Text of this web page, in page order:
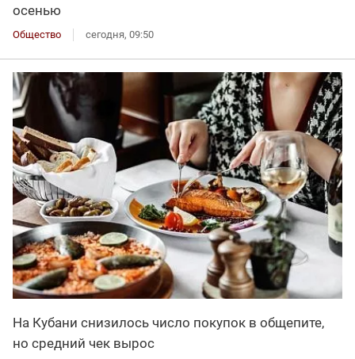
осенью
Общество сегодня, 09:50
На Кубани снизилось число покупок в общепите,
но средний чек вырос